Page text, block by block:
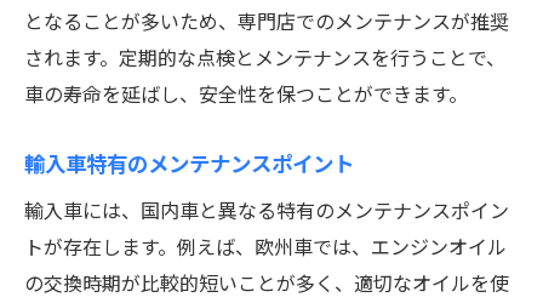
となることが多いため、専門店でのメンテナンスが推奨
されます。定期的な点検とメンテナンスを行うことで、
車の寿命を延ばし、安全性を保つことができます。
輸入車特有のメンテナンスポイント
輸入車には、国内車と異なる特有のメンテナンスポイン
トが存在します。例えば、欧州車では、エンジンオイル
の交換時期が比較的短いことが多く、適切なオイルを使